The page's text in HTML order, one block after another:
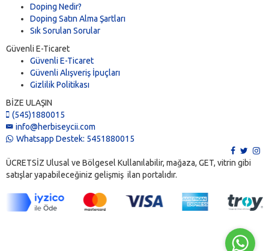
Doping Nedir?
Doping Satın Alma Şartları
Sık Sorulan Sorular
Güvenli E-Ticaret
Güvenli E-Ticaret
Güvenli Alışveriş İpuçları
Gizlilik Politikası
BİZE ULAŞIN
(545)1880015
info@herbiseycii.com
Whatsapp Destek: 5451880015
ÜCRETSİZ Ulusal ve Bölgesel Kullanılabilir, mağaza, GET, vitrin gibi
satışlar yapabileceğiniz gelişmiş ilan portalıdır.